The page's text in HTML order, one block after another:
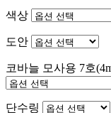
색상
도안
코바늘 모사용 7호
단수링